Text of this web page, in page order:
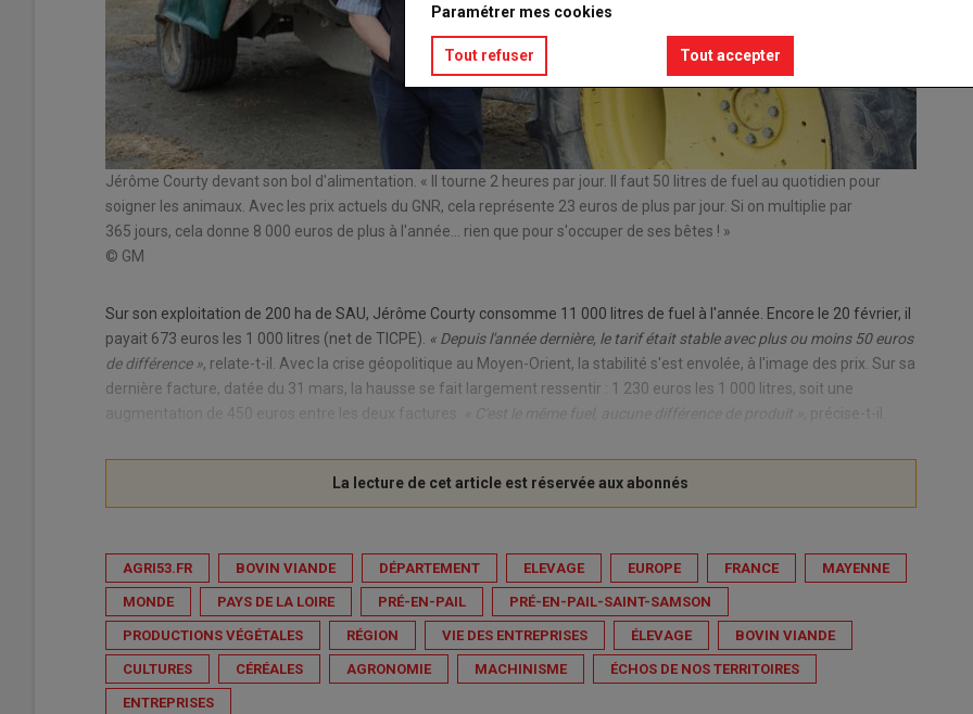
Jérôme Courty devant son bol d'alimentation. « Il tourne 2 heures par jour. Il faut 50 litres de fuel au quotidien pour
soigner les animaux. Avec les prix actuels du GNR, cela représente 23 euros de plus par jour. Si on multiplie par
365 jours, cela donne 8 000 euros de plus à l'année... rien que pour s'occuper de ses bêtes ! »
© GM
Sur son exploitation de 200 ha de SAU, Jérôme Courty consomme 11 000 litres de fuel à l'année. Encore le 20 février, il
payait 673 euros les 1 000 litres (net de TICPE). « Depuis l'année dernière, le tarif était stable avec plus ou moins 50 euros
de différence », relate-t-il. Avec la crise géopolitique au Moyen-Orient, la stabilité s'est envolée, à l'image des prix. Sur sa
dernière facture, datée du 31 mars, la hausse se fait largement ressentir : 1 230 euros les 1 000 litres, soit une
augmentation de 450 euros entre les deux factures.
AGRI53.FR BOVIN VIANDE DÉPARTEMENT ELEVAGE EUROPE FRANCE MAYENNE
MONDE PAYS DE LA LOIRE PRÉ-EN-PAIL PRÉ-EN-PAIL-SAINT-SAMSON
PRODUCTIONS VÉGÉTALES RÉGION VIE DES ENTREPRISES ÉLEVAGE BOVIN VIANDE
CULTURES CÉRÉALES AGRONOMIE MACHINISME ÉCHOS DE NOS TERRITOIRES
ENTREPRISES
Paramétrer mes cookies
Tout refuser Tout accepter